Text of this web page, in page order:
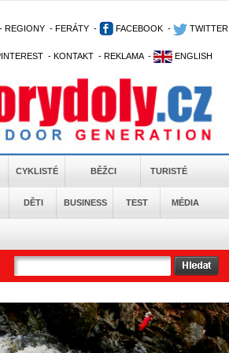
- REGIONY - FERÁTY - FACEBOOK - TWITTER
- KONTAKT - REKLAMA - ENGLISH
CYKLISTÉ BĚŽCI TURISTÉ
DĚTI BUSINESS TEST MÉDIA